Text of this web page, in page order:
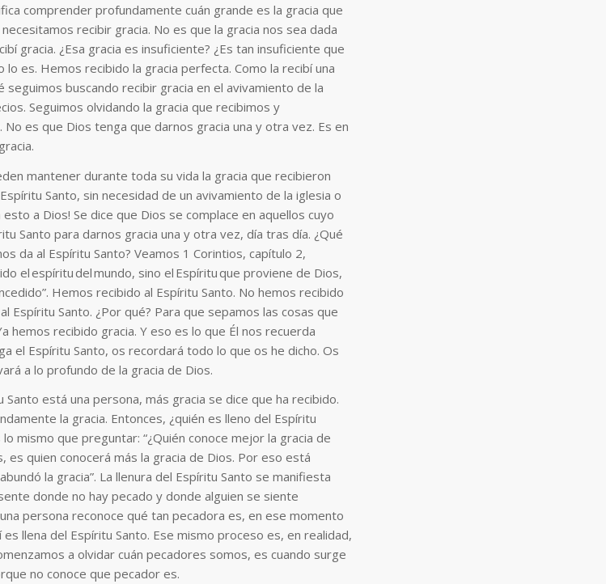
comprender profundamente cuán grande es la gracia que
recibir gracia. No es que la gracia nos sea dada
gracia. ¿Esa gracia es insuficiente? ¿Es tan insuficiente que
es. Hemos recibido la gracia perfecta. Como la recibí una
buscando recibir gracia en el avivamiento de la
Seguimos olvidando la gracia que recibimos y
es que Dios tenga que darnos gracia una y otra vez. Es en
mantener durante toda su vida la gracia que recibieron
Santo, sin necesidad de un avivamiento de la iglesia o
a Dios! Se dice que Dios se complace en aquellos cuyo
Santo para darnos gracia una y otra vez, día tras día. ¿Qué
da al Espíritu Santo? Veamos 1 Corintios, capítulo 2,
el espíritu del mundo, sino el Espíritu que proviene de Dios,
Hemos recibido al Espíritu Santo. No hemos recibido
Espíritu Santo. ¿Por qué? Para que sepamos las cosas que
hemos recibido gracia. Y eso es lo que Él nos recuerda
el Espíritu Santo, os recordará todo lo que os he dicho. Os
a lo profundo de la gracia de Dios.
está una persona, más gracia se dice que ha recibido.
la gracia. Entonces, ¿quién es lleno del Espíritu
mismo que preguntar: “¿Quién conoce mejor la gracia de
es quien conocerá más la gracia de Dios. Por eso está
la gracia”. La llenura del Espíritu Santo se manifiesta
donde no hay pecado y donde alguien se siente
persona reconoce qué tan pecadora es, en ese momento
llena del Espíritu Santo. Ese mismo proceso es, en realidad,
a olvidar cuán pecadores somos, es cuando surge
no conoce que pecador es.